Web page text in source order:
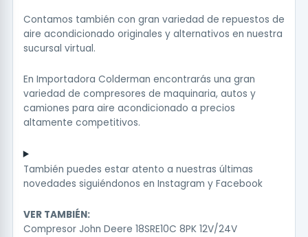
Contamos también con gran variedad de repuestos de
aire acondicionado originales y alternativos en nuestra
sucursal virtual.
En Importadora Colderman encontrarás una gran
variedad de compresores de maquinaria, autos y
camiones para aire acondicionado a precios
altamente competitivos.
También puedes estar atento a nuestras últimas
novedades siguiéndonos en Instagram y Facebook
VER TAMBIÉN:
Compresor John Deere 18SRE10C 8PK 12V/24V